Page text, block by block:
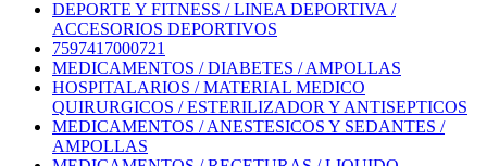
DEPORTE Y FITNESS / LINEA DEPORTIVA /
ACCESORIOS DEPORTIVOS
7597417000721
MEDICAMENTOS / DIABETES / AMPOLLAS
HOSPITALARIOS / MATERIAL MEDICO
QUIRURGICOS / ESTERILIZADOR Y ANTISEPTICOS
MEDICAMENTOS / ANESTESICOS Y SEDANTES /
AMPOLLAS